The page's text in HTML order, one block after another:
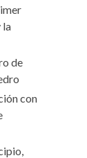
la
de
con